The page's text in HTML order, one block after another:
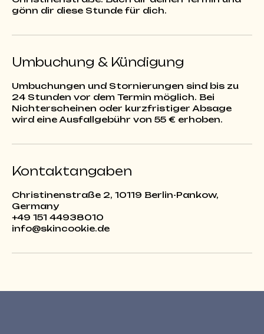
gönn dir diese Stunde für dich.
Umbuchung & Kündigung
Umbuchungen und Stornierungen sind bis zu
24 Stunden vor dem Termin möglich. Bei
Nichterscheinen oder kurzfristiger Absage
Kontaktangaben
Christinenstraße 2, 10119 Berlin-Pankow,
Germany
+49 151 44938010
info@skincookie.de